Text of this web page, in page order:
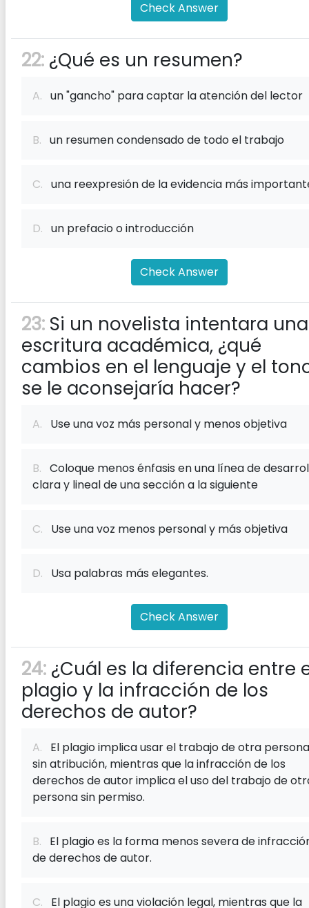
Check Answer
22: ¿Qué es un resumen?
A. un "gancho" para captar la atención del lector
B. un resumen condensado de todo el trabajo
C. una reexpresión de la evidencia más
D. un prefacio o introducción
Check Answer
23: Si un novelista intentara una
escritura académica, ¿qué
cambios en el lenguaje y el
se le aconsejaría hacer?
A. Use una voz más personal y menos objetiva
B. Coloque menos énfasis en una línea de
clara y lineal de una sección a la siguiente
C. Use una voz menos personal y más objetiva
D. Usa palabras más elegantes.
Check Answer
24: ¿Cuál es la diferencia entre
plagio y la infracción de los
derechos de autor?
A. El plagio implica usar el trabajo de otra persona
sin atribución, mientras que la infracción de los
derechos de autor implica el uso del trabajo de
persona sin permiso.
B. El plagio es la forma menos severa de
de derechos de autor.
C. El plagio es una violación legal, mientras que la